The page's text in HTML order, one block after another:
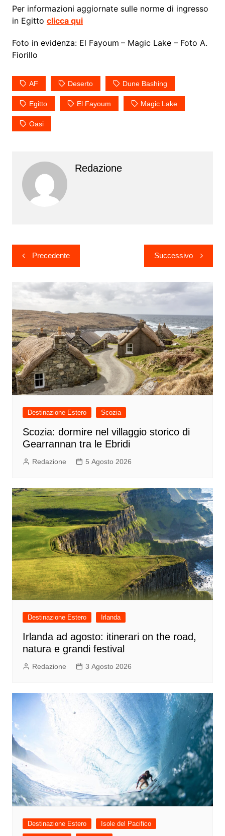
Per informazioni aggiornate sulle norme di ingresso
in Egitto clicca qui
Foto in evidenza: El Fayoum – Magic Lake – Foto A.
Fiorillo
AF Deserto Dune Bashing
Egitto El Fayoum Magic Lake
Oasi
Redazione
Navigazione
articoli
Precedente Successivo
Destinazione Estero Scozia
Scozia: dormire nel villaggio storico di
Gearrannan tra le Ebridi
Redazione 5 Agosto 2026
Destinazione Estero Irlanda
Irlanda ad agosto: itinerari on the road,
natura e grandi festival
Redazione 3 Agosto 2026
Destinazione Estero
Isole del Pacifico